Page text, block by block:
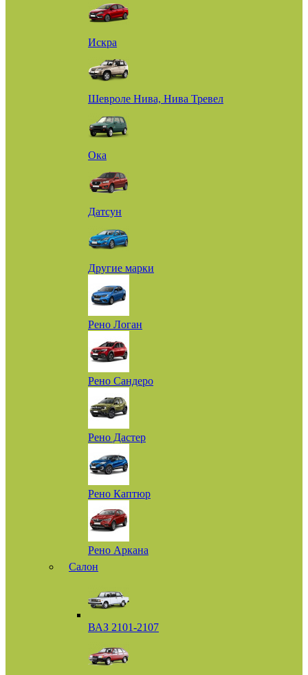
Искра
Шевроле Нива, Нива Тревел
Ока
Датсун
Другие марки
Рено Логан
Рено Сандеро
Рено Дастер
Рено Каптюр
Рено Аркана
Салон
ВАЗ 2101-2107